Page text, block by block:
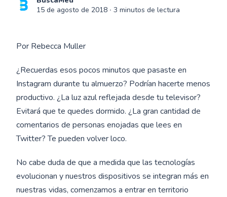
15 de agosto de 2018 ∙ 3 minutos de lectura
Por Rebecca Muller
¿Recuerdas esos pocos minutos que pasaste en
Instagram durante tu almuerzo? Podrían hacerte menos
productivo. ¿La luz azul reflejada desde tu televisor?
Evitará que te quedes dormido. ¿La gran cantidad de
comentarios de personas enojadas que lees en
Twitter? Te pueden volver loco.
No cabe duda de que a medida que las tecnologías
evolucionan y nuestros dispositivos se integran más en
nuestras vidas, comenzamos a entrar en territorio